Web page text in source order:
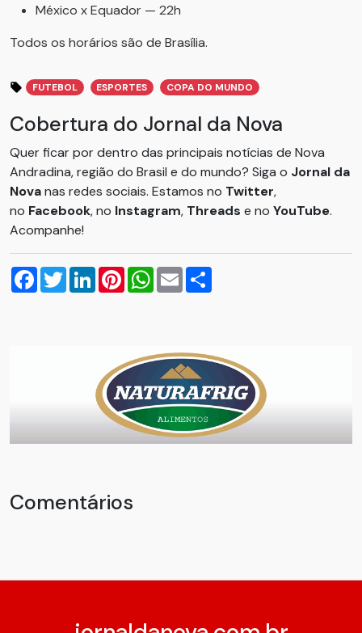
México x Equador — 22h
Todos os horários são de Brasília.
FUTEBOL ESPORTES COPA DO MUNDO
Cobertura do Jornal da Nova
Quer ficar por dentro das principais notícias de Nova
Andradina, região do Brasil e do mundo? Siga o Jornal da
Novanas redes sociais. Estamos no Twitter,
no Facebook, no Instagram, Threads e no YouTube.
Acompanhe!
Facebook
TwitterLinkedInPinterestWhatsApp
Email
Comentários